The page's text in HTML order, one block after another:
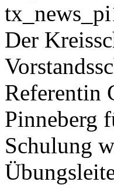
Der
Referentin
Pinneberg
Schulung